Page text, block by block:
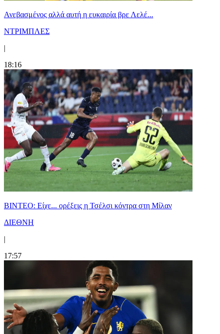
Ανεβασμένος αλλά αυτή η ευκαιρία βρε Λελέ...
ΝΤΡΙΜΠΛΕΣ
|
18:16
BINTEO: Είχε... ορέξεις η Τσέλσι κόντρα στη Μίλαν
ΔΙΕΘΝΗ
|
17:57